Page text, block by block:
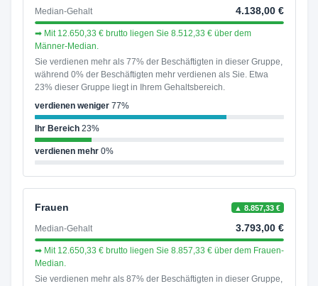
Median-Gehalt 4.138,00 €
➡ Mit 12.650,33 € brutto liegen Sie 8.512,33 € über dem
Männer-Median.
Sie verdienen mehr als 77% der Beschäftigten in dieser Gruppe,
während 0% der Beschäftigten mehr verdienen als Sie. Etwa
23% dieser Gruppe liegt in Ihrem Gehaltsbereich.
verdienen weniger77%
Ihr Bereich23%
verdienen mehr0%
Frauen ▲ 8.857,33 €
Median-Gehalt 3.793,00 €
➡ Mit 12.650,33 € brutto liegen Sie 8.857,33 € über dem Frauen-
Median.
Sie verdienen mehr als 87% der Beschäftigten in dieser Gruppe,